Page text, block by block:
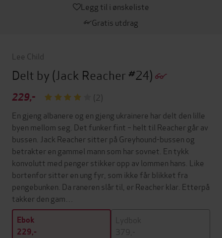
Legg til i ønskeliste
Gratis utdrag
Lee Child
Delt by (Jack Reacher #24)
229,-
(2)
En gjeng albanere og en gjeng ukrainere har delt den lille
byen mellom seg. Det funker fint – helt til Reacher går av
bussen. Jack Reacher sitter på Greyhound-bussen og
betrakter en gammel mann som har sovnet. En tykk
konvolutt med penger stikker opp av lommen hans. Like
bortenfor sitter en ung fyr, som ikke får blikket fra
pengebunken. Da raneren slår til, er Reacher klar. Etterpå
takker den gam…
Ebok
229,-
Lydbok
379,-